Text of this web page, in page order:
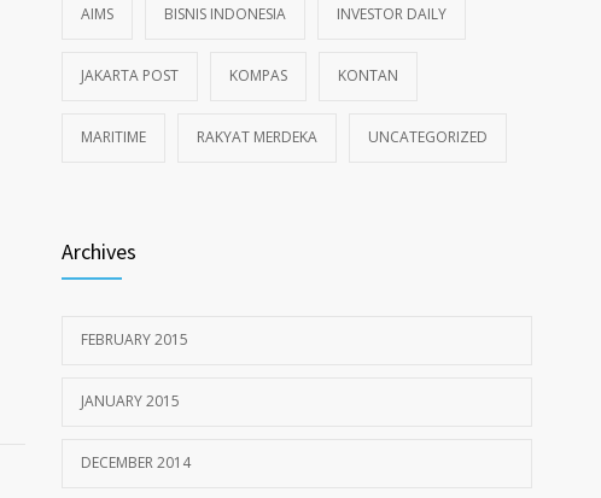
AIMS BISNIS INDONESIA INVESTOR DAILY
JAKARTA POST KOMPAS KONTAN
MARITIME RAKYAT MERDEKA UNCATEGORIZED
Archives
FEBRUARY 2015
JANUARY 2015
DECEMBER 2014